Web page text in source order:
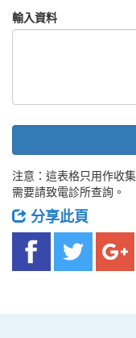
輸入資料
注意：這表格只用作收
需要請致電診所查詢。
分享此頁